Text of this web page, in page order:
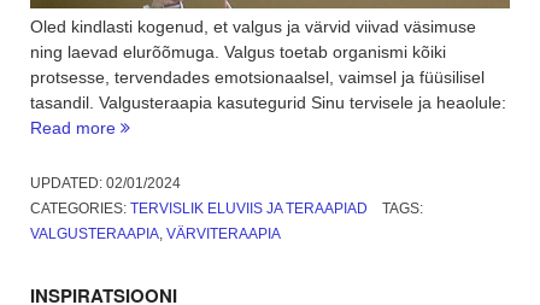
Oled kindlasti kogenud, et valgus ja värvid viivad väsimuse
ning laevad elurõõmuga. Valgus toetab organismi kõiki
protsesse, tervendades emotsionaalsel, vaimsel ja füüsilisel
tasandil. Valgusteraapia kasutegurid Sinu tervisele ja heaolule:
Read more “Bioptron
laeb
päikeseenergiaga”
UPDATED: 02/01/2024
CATEGORIES: TERVISLIK ELUVIIS JA TERAAPIAD
TAGS:
VALGUSTERAAPIA VÄRVITERAAPIA
INSPIRATSIOONI